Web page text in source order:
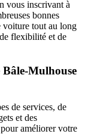
vous inscrivant à
bonnes
voiture tout au long
flexibilité et de
Bâle-Mulhouse
de services, de
et des
améliorer votre